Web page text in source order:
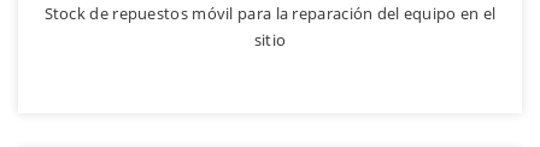
Stock de repuestos móvil para la reparación del equipo en el
sitio